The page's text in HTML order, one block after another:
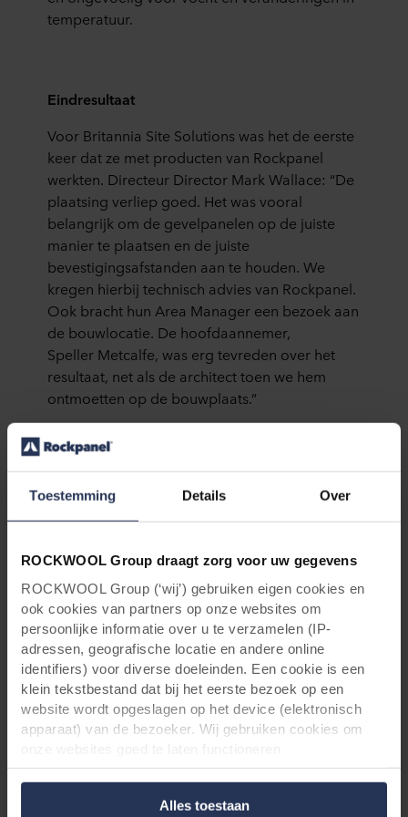
Toestemming Details Over
ROCKWOOL Group draagt zorg voor uw gegevens
ROCKWOOL Group (‘wij’) gebruiken eigen cookies en
ook cookies van partners op onze websites om
persoonlijke informatie over u te verzamelen (IP-
adressen, geografische locatie en andere online
identifiers) voor diverse doeleinden. Een cookie is een
klein tekstbestand dat bij het eerste bezoek op een
website wordt opgeslagen op het device (elektronisch
apparaat) van de bezoeker. Wij gebruiken cookies om
(‘Noodzakelijke’), om uw instellingen te onthouden en uw
gebruikerservaring te verbeteren (‘Functionele’), om uw
gedrag te analyseren en op basis daarvan de websites te
Alles toestaan
temperatuur.
Eindresultaat
Voor Britannia Site Solutions was het de eerste
keer dat ze met producten van Rockpanel
werkten. Directeur Director Mark Wallace: “De
plaatsing verliep goed. Het was vooral
belangrijk om de gevelpanelen op de juiste
manier te plaatsen en de juiste
bevestigingsafstanden aan te houden. We
kregen hierbij technisch advies van Rockpanel.
Ook bracht hun Area Manager een bezoek aan
de bouwlocatie. De hoofdaannemer,
Speller Metcalfe, was erg tevreden over het
resultaat, net als de architect toen we hem
ontmoetten op de bouwplaats.”
Projectinformatie
Verenigd Koninkrijk
Architect Abdulhaq Randera-One
Hoofdaannemer:SpellerMetcalfe
Plaatsing: Britannia Site Solutions
Rockpanel productenR:Rockpanel Woods
Bevestiging:schroeven